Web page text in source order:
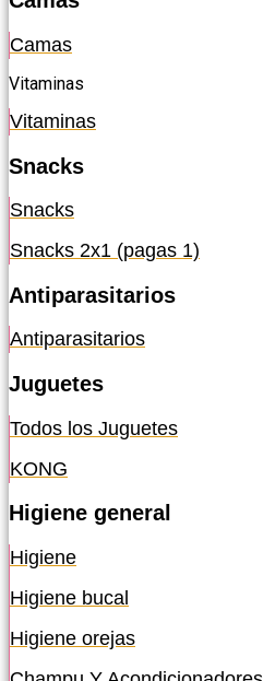
Camas
Vitaminas
Vitaminas
Snacks
Snacks
Snacks 2x1 (pagas 1)
Antiparasitarios
Antiparasitarios
Juguetes
Todos los Juguetes
KONG
Higiene general
Higiene
Higiene bucal
Higiene orejas